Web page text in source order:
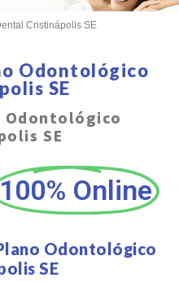
Cristinápolis SE
Odontológico
SE
Odontológico
SE
Online
Odontológico
SE